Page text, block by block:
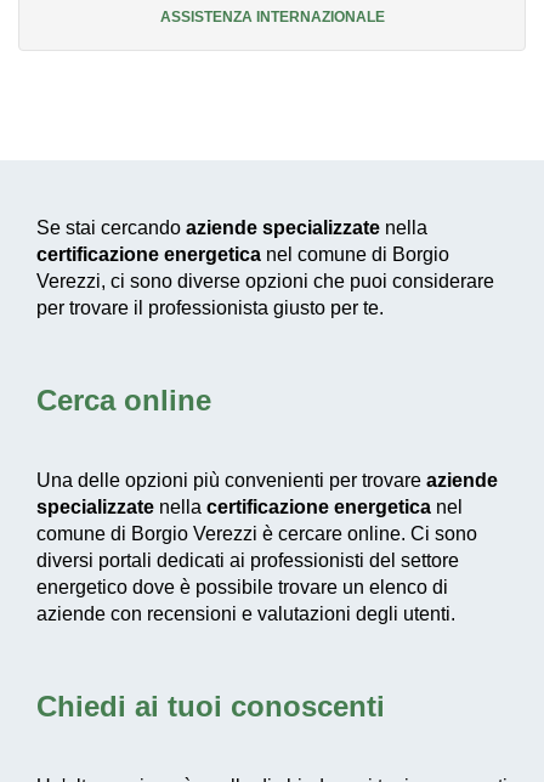
ASSISTENZA INTERNAZIONALE
Se stai cercando aziende specializzate nella
certificazione energetica nel comune di Borgio
Verezzi, ci sono diverse opzioni che puoi considerare
per trovare il professionista giusto per te.
Cerca online
Una delle opzioni più convenienti per trovare aziende
specializzate nella certificazione energetica nel
comune di Borgio Verezzi è cercare online. Ci sono
diversi portali dedicati ai professionisti del settore
energetico dove è possibile trovare un elenco di
aziende con recensioni e valutazioni degli utenti.
Chiedi ai tuoi conoscenti